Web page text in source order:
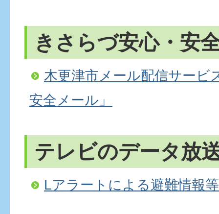
きさらづ安心・安
木更津市メール配信サービ
安全メール」
テレビのデータ放
Lアラートによる避難情報